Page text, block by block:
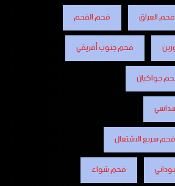
فحم العراق
فحم الفحم
فحم جنوب أفريقي
جواكيان
فحم سريع الاشتعال
فحم شواء